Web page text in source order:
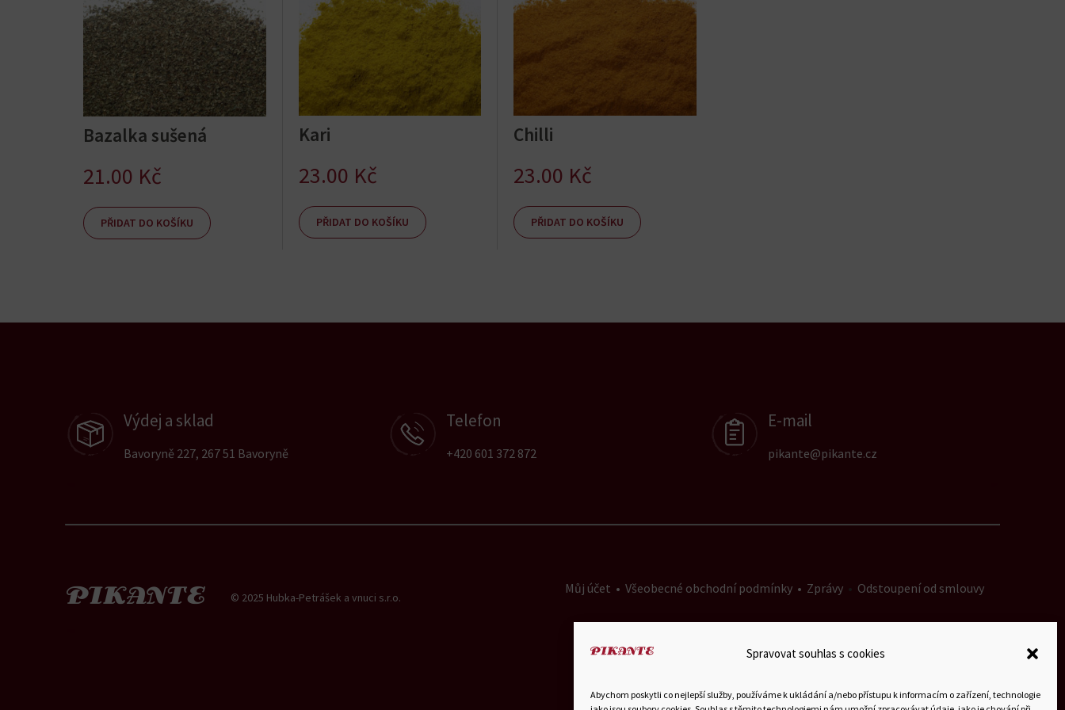
Spravovat souhlas s cookies
Abychom poskytli co nejlepší služby, používáme k ukládání a/nebo přístupu k informacím o zařízení, technologie
Bazalka sušená
21.00 Kč
PŘIDAT DO KOŠÍKU
Kari
23.00 Kč
PŘIDAT DO KOŠÍKU
Chilli
23.00 Kč
PŘIDAT DO KOŠÍKU
Výdej a sklad
Bavoryně 227, 267 51 Bavoryně
Telefon
+420 601 372 872
E-mail
pikante@pikante.cz
© 2025 Hubka-Petrášek a vnuci s.r.o.
Můj účet • Všeobecné obchodní podmínky• Zprávy• Odstoupení od smlouvy